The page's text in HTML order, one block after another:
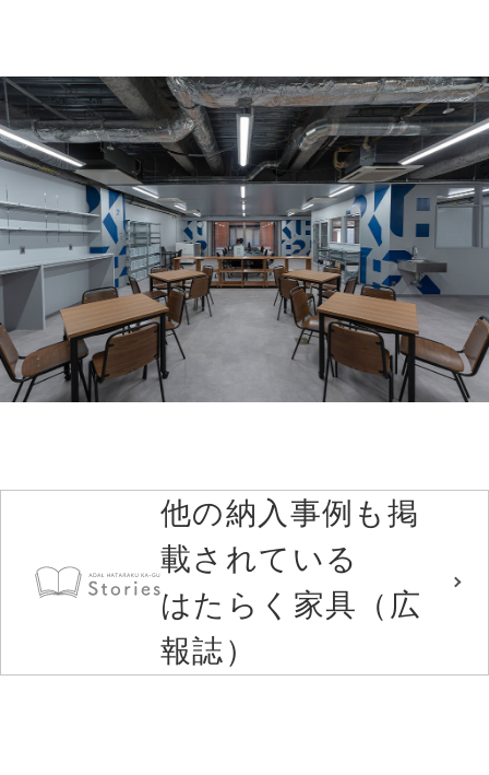
他の納入事例も掲
載されている
はたらく家具（広
報誌）